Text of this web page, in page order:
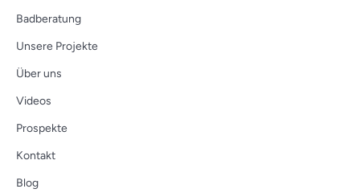
Badberatung
Unsere Projekte
Über uns
Videos
Prospekte
Kontakt
Blog